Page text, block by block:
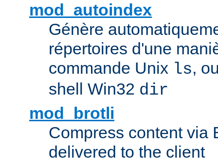
mod_autoindex
Génère
répertoires d'une
commande Unix ls,
shell Win32 dir
mod_brotli
Compress content via
delivered to the client